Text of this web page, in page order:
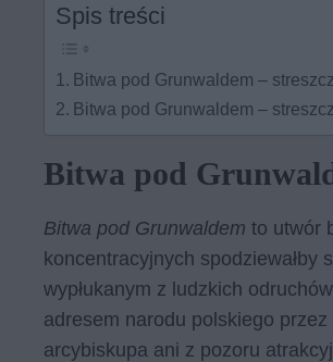
Spis treści
Bitwa pod Grunwaldem –
Bitwa pod Grunwaldem –
Bitwa pod
Bitwa pod Grunwaldem to utwór
koncentracyjnych spodziewałby
wypłukanym z ludzkich
adresem narodu polskiego
arcybiskupa ani z pozoru